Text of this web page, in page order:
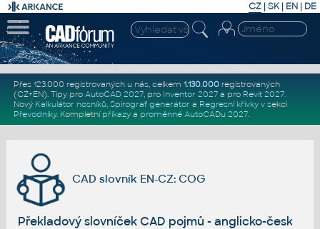
CZ | SK| EN | DE
Přes 123.000 registrovaných u nás, celkem 1.130.000registrovaných
(CZ+EN). Tipy pro AutoCAD 2027, pro Inventor 2027a pro Revit 2027.
Nový Kalkulátor nosníků, Spirograf generátor a Regresní křivkyv sekci
Převodníky. Kompletní příkazya proměnné AutoCADu 2027.
CAD slovník EN-CZ: COG
Překladový slovníček CAD pojmů - anglicko-český